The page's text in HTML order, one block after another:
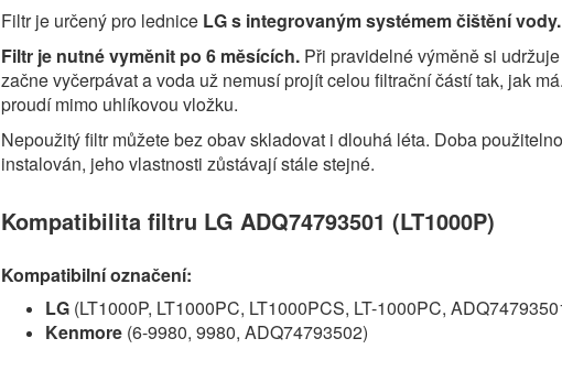
Filtr je určený pro lednice LG s integrovaným systémem čištění vody.
Filtr je nutné vyměnit po 6 měsících. Při pravidelné výměně si
začne vyčerpávat a voda už nemusí projít celou filtrační částí tak, jak
proudí mimo uhlíkovou vložku.
Nepoužitý filtr můžete bez obav skladovat i dlouhá léta. Doba
instalován, jeho vlastnosti zůstávají stále stejné.
Kompatibilita filtru LG ADQ74793501 (LT1000P)
Kompatibilní označení:
LG (LT1000P, LT1000PC, LT1000PCS, LT-1000PC,
Kenmore (6-9980, 9980, ADQ74793502)